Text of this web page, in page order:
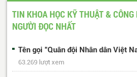
331 ... 617 618
TIN KHOA HỌC KỸ THUẬT &
NGƯỜI ĐỌC NHẤT
Tên gọi "Quân đội Nhân dân Việt
63.269 lượt xem